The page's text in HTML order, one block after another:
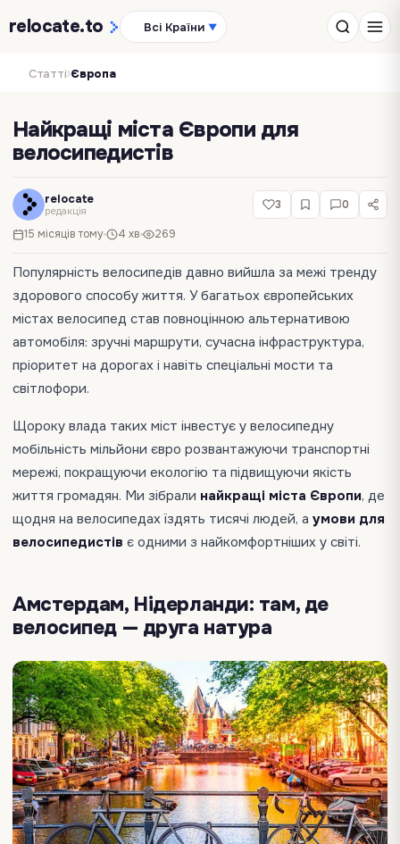
relocate.to Всі Країни ▼
Статті›Європа
Найкращі міста Європи для
велосипедистів
relocate
редакція
15 місяців тому 4 хв 269
3 0
Популярність велосипедів давно вийшла за межі тренду
здорового способу життя. У багатьох європейських
містах велосипед став повноцінною альтернативою
автомобіля: зручні маршрути, сучасна інфраструктура,
пріоритет на дорогах і навіть спеціальні мости та
світлофори.
Щороку влада таких міст інвестує у велосипедну
мобільність мільйони євро розвантажуючи транспортні
мережі, покращуючи екологію та підвищуючи якість
життя громадян. Ми зібрали найкращі міста Європи, де
щодня на велосипедах їздять тисячі людей, а умови для
велосипедистів є одними з найкомфортніших у світі.
Амстердам, Нідерланди: там, де
велосипед — друга натура